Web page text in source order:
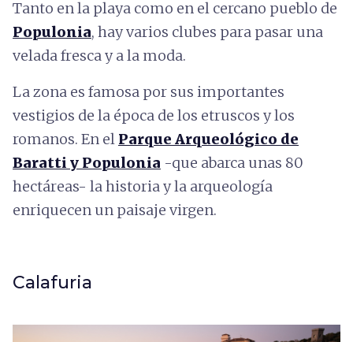
Tanto en la playa como en el cercano pueblo de
Populonia, hay varios clubes para pasar una
velada fresca y a la moda.
La zona es famosa por sus importantes
vestigios de la época de los etruscos y los
romanos. En el Parque Arqueológico de
Baratti y Populonia -que abarca unas 80
hectáreas- la historia y la arqueología
enriquecen un paisaje virgen.
Calafuria